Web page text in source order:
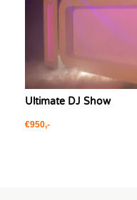
Ultimate DJ Show
€950,-